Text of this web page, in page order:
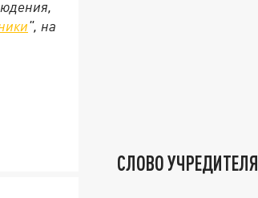
", на
СЛОВО УЧРЕДИТЕЛЯ